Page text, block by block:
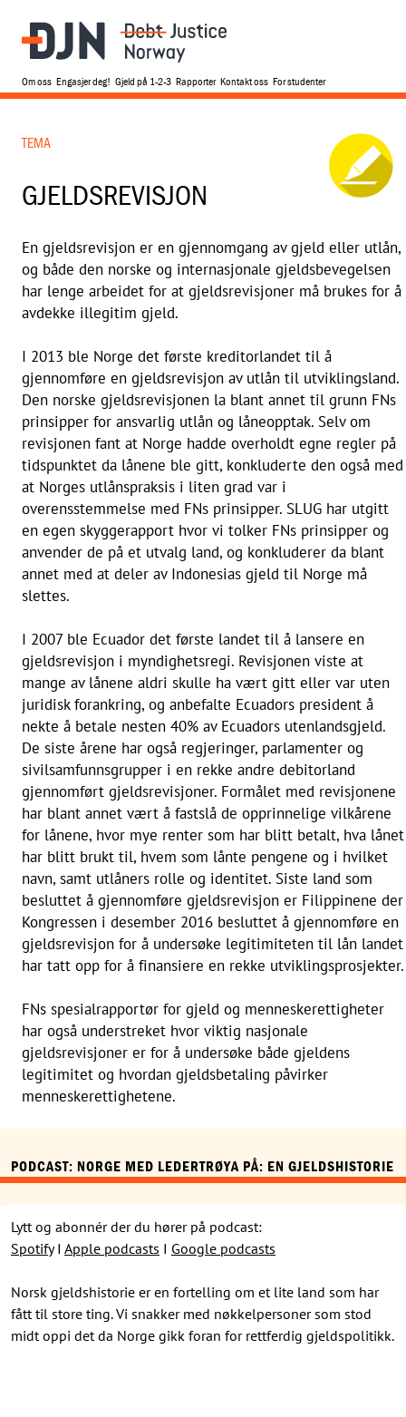
Om oss Engasjer deg! Gjeld på 1-2-3 Rapporter Kontakt oss For studenter
TEMA
GJELDSREVISJON
En gjeldsrevisjon er en gjennomgang av gjeld eller utlån,
og både den norske og internasjonale gjeldsbevegelsen
har lenge arbeidet for at gjeldsrevisjoner må brukes for å
avdekke illegitim gjeld.
I 2013 ble Norge det første kreditorlandet til å
gjennomføre en gjeldsrevisjon av utlån til utviklingsland.
Den norske gjeldsrevisjonen la blant annet til grunn FNs
prinsipper for ansvarlig utlån og låneopptak. Selv om
revisjonen fant at Norge hadde overholdt egne regler på
tidspunktet da lånene ble gitt, konkluderte den også med
at Norges utlånspraksis i liten grad var i
overensstemmelse med FNs prinsipper. SLUG har utgitt
en egen skyggerapport hvor vi tolker FNs prinsipper og
anvender de på et utvalg land, og konkluderer da blant
annet med at deler av Indonesias gjeld til Norge må
slettes.
I 2007 ble Ecuador det første landet til å lansere en
gjeldsrevisjon i myndighetsregi. Revisjonen viste at
mange av lånene aldri skulle ha vært gitt eller var uten
juridisk forankring, og anbefalte Ecuadors president å
nekte å betale nesten 40% av Ecuadors utenlandsgjeld.
De siste årene har også regjeringer, parlamenter og
sivilsamfunnsgrupper i en rekke andre debitorland
gjennomført gjeldsrevisjoner. Formålet med revisjonene
har blant annet vært å fastslå de opprinnelige vilkårene
for lånene, hvor mye renter som har blitt betalt, hva lånet
har blitt brukt til, hvem som lånte pengene og i hvilket
navn, samt utlåners rolle og identitet. Siste land som
besluttet å gjennomføre gjeldsrevisjon er Filippinene der
Kongressen i desember 2016 besluttet å gjennomføre en
gjeldsrevisjon for å undersøke legitimiteten til lån landet
har tatt opp for å finansiere en rekke utviklingsprosjekter.
FNs spesialrapportør for gjeld og menneskerettigheter
har også understreket hvor viktig nasjonale
gjeldsrevisjoner er for å undersøke både gjeldens
legitimitet og hvordan gjeldsbetaling påvirker
menneskerettighetene.
PODCAST: NORGE MED LEDERTRØYA PÅ: EN GJELDSHISTORIE
Lytt og abonnér der du hører på podcast:
SpotifyI Apple podcasts I Google podcasts
Norsk gjeldshistorie er en fortelling om et lite land som har
fått til store ting. Vi snakker med nøkkelpersoner som stod
midt oppi det da Norge gikk foran for rettferdig gjeldspolitikk.